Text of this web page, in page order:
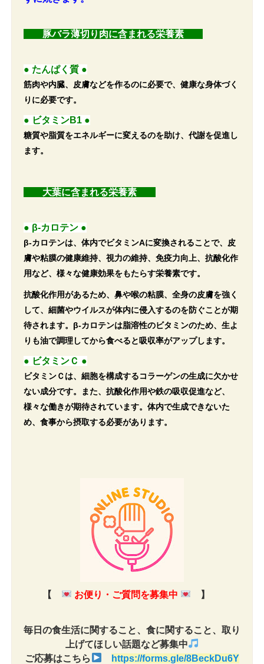
豚バラ薄切り肉に含まれる栄養素
● たんぱく質 ●
筋肉や内臓、皮膚などを作るのに必要で、健康な身体づく
りに必要です。
● ビタミンB1 ●
糖質や脂質をエネルギーに変えるのを助け、代謝を促進し
ます。
大葉に含まれる栄養素
● β-カロテン ●
β-カロテンは、体内でビタミンAに変換されることで、皮
膚や粘膜の健康維持、視力の維持、免疫力向上、抗酸化作
用など、様々な健康効果をもたらす栄養素です。
抗酸化作用があるため、鼻や喉の粘膜、全身の皮膚を強く
して、細菌やウイルスが体内に侵入するのを防ぐことが期
待されます。β-カロテンは脂溶性のビタミンのため、生よ
りも油で調理してから食べると吸収率がアップします。
● ビタミンＣ ●
ビタミンＣは、細胞を構成するコラーゲンの生成に欠かせ
ない成分です。また、抗酸化作用や鉄の吸収促進など、
様々な働きが期待されています。体内で生成できないた
め、食事から摂取する必要があります。
【 お便り・ご質問を募集中 】
毎日の食生活に関すること、食に関すること、取り
上げてほしい話題など募集中
ご応募はこちら
https://forms.gle/8BeckDu6Y